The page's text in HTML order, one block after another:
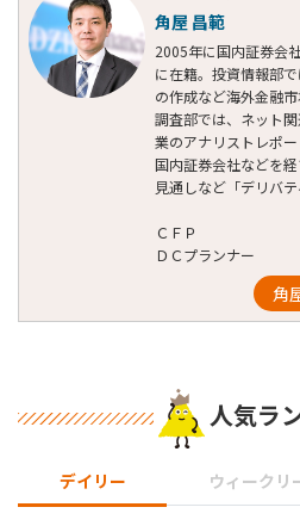
角屋 昌範
2005年に国内証券会
に在籍。投資情報部
の作成など海外金融
調査部では、ネット
業のアナリストレポー
国内証券会社などを
見通しなど「デリバ
ＣＦＰ
ＤＣプランナー
角
人気ラ
デイリー ウィークリ